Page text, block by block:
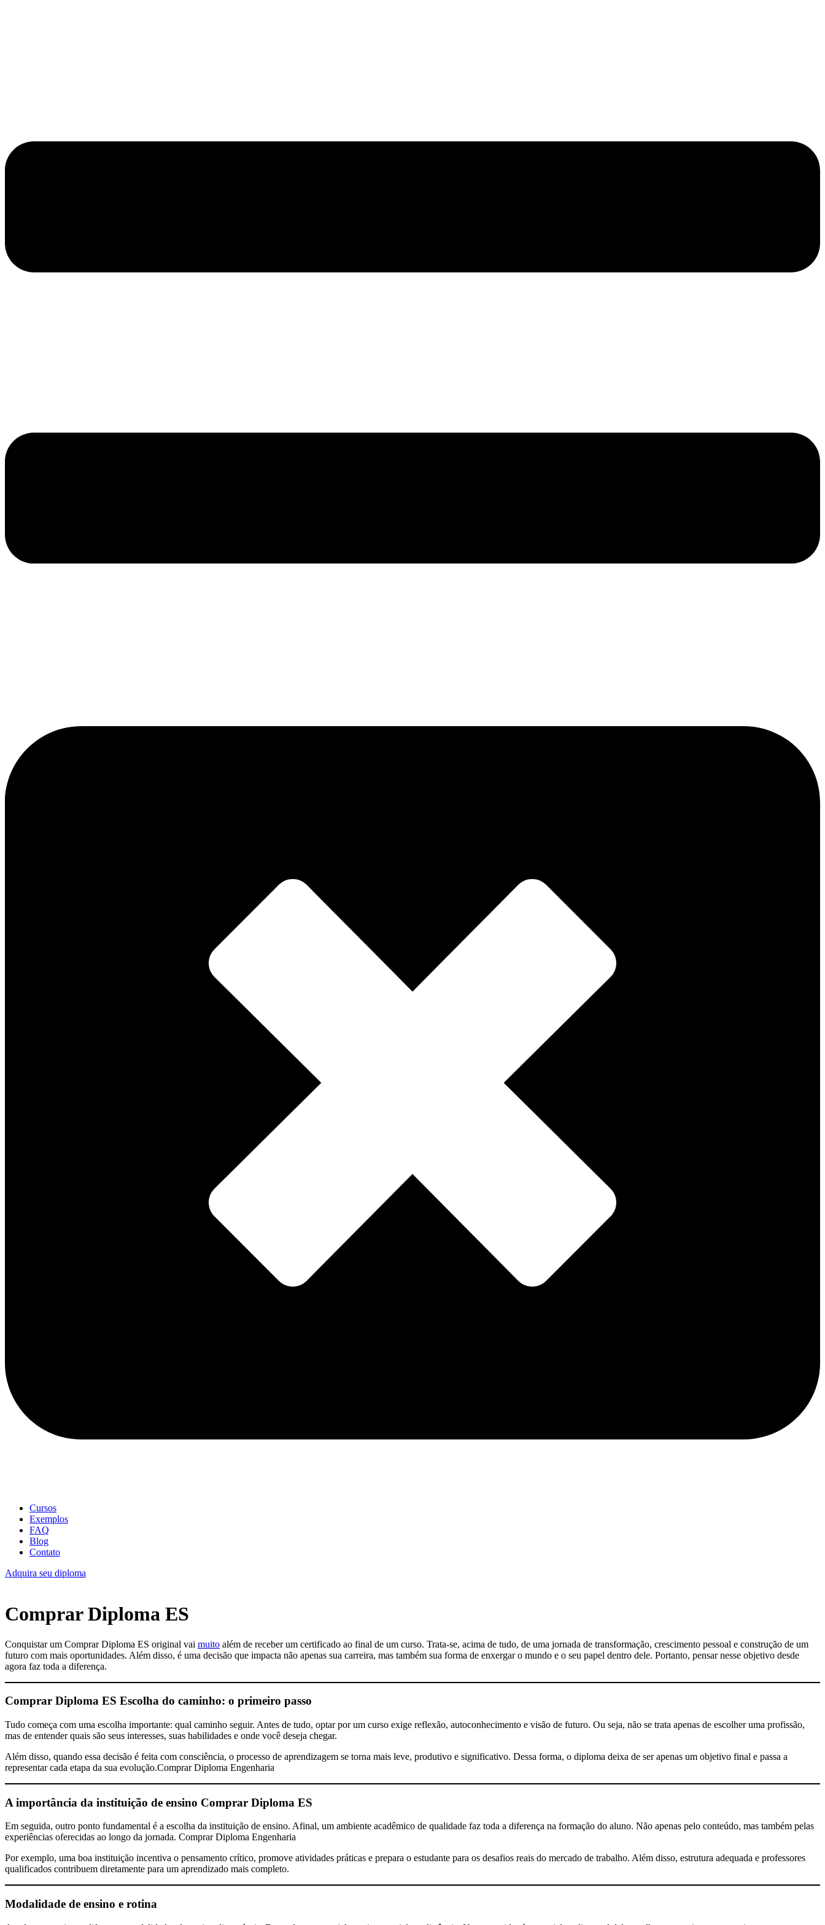
Cursos
Exemplos
FAQ
Blog
Contato
Adquira seu diploma
Comprar Diploma ES
Conquistar um Comprar Diploma ES original vai muito além de receber um certificado ao final de um curso. Trata-se, acima de tudo, de uma jornada de transformação, crescimento pessoal e construção de um
futuro com mais oportunidades. Além disso, é uma decisão que impacta não apenas sua carreira, mas também sua forma de enxergar o mundo e o seu papel dentro dele. Portanto, pensar nesse objetivo desde
agora faz toda a diferença.
Comprar Diploma ES Escolha do caminho: o primeiro passo
Tudo começa com uma escolha importante: qual caminho seguir. Antes de tudo, optar por um curso exige reflexão, autoconhecimento e visão de futuro. Ou seja, não se trata apenas de escolher uma profissão,
mas de entender quais são seus interesses, suas habilidades e onde você deseja chegar.
Além disso, quando essa decisão é feita com consciência, o processo de aprendizagem se torna mais leve, produtivo e significativo. Dessa forma, o diploma deixa de ser apenas um objetivo final e passa a
representar cada etapa da sua evolução.Comprar Diploma Engenharia
A importância da instituição de ensino Comprar Diploma ES
Em seguida, outro ponto fundamental é a escolha da instituição de ensino. Afinal, um ambiente acadêmico de qualidade faz toda a diferença na formação do aluno. Não apenas pelo conteúdo, mas também pelas
experiências oferecidas ao longo da jornada. Comprar Diploma Engenharia
Por exemplo, uma boa instituição incentiva o pensamento crítico, promove atividades práticas e prepara o estudante para os desafios reais do mercado de trabalho. Além disso, estrutura adequada e professores
qualificados contribuem diretamente para um aprendizado mais completo.
Modalidade de ensino e rotina